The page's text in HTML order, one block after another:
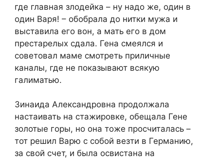
где главная злодейка – ну надо же, один в
один Варя! – обобрала до нитки мужа и
выставила его вон, а мать его в дом
престарелых сдала. Гена смеялся и
советовал маме смотреть приличные
каналы, где не показывают всякую
галиматью.
Зинаида Александровна продолжала
настаивать на стажировке, обещала Гене
золотые горы, но она тоже просчиталась –
тот решил Варю с собой везти в Германию,
за свой счет, и была освистана на